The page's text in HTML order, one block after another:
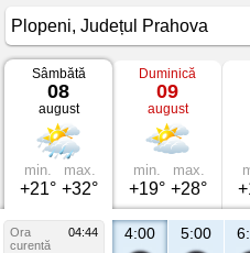
Vremea
Plopeni
Județul
Prahova
Sâmbătă
08
august
min.
+21°
max.
+32°
Duminică
09
august
min.
+19°
max.
+28°
Ora
04:44
curentă
4:00 5:00